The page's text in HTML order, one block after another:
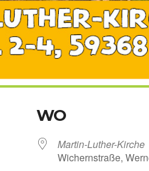
WO
Martin-Luther-Kirche
Wichern­stra­ße,